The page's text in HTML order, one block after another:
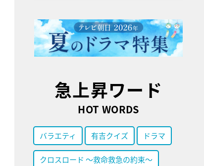
急上昇ワード
HOT WORDS
バラエティ 有吉クイズ ドラマ
クロスロード ～救命救急の約束～